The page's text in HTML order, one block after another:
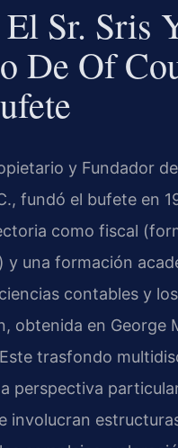
El Sr. Sris
De Of
y Fundador
fundó el bufete en
como fiscal
y una formación
contables y
obtenida en George
trasfondo
perspectiva
involucran